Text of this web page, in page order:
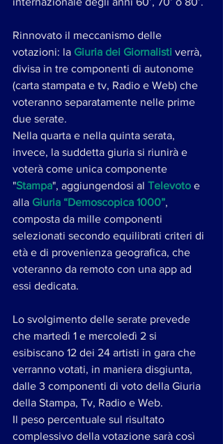
Rinnovato il meccanismo delle
votazioni: la Giuria dei Giornalisti verrà,
divisa in tre componenti di autonome
(carta stampata e tv, Radio e Web) che
voteranno separatamente nelle prime
due serate.
Nella quarta e nella quinta serata,
invece, la suddetta giuria si riunirà e
voterà come unica componente
"Stampa", aggiungendosi al Televoto e
alla Giuria “Demoscopica 1000”,
composta da mille componenti
selezionati secondo equilibrati criteri di
età e di provenienza geografica, che
voteranno da remoto con una app ad
essi dedicata.
Lo svolgimento delle serate prevede
che martedì 1 e mercoledì 2 si
esibiscano 12 dei 24 artisti in gara che
verranno votati, in maniera disgiunta,
dalle 3 componenti di voto della Giuria
della Stampa, Tv, Radio e Web.
Il peso percentuale sul risultato
complessivo della votazione sarà così